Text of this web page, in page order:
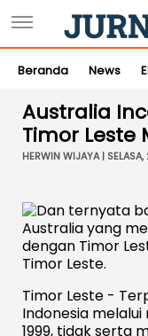
Beranda News
Australia
Timor
HERWIN WIJAYA |
Timor Leste -
Indonesia
1999, tidak serta